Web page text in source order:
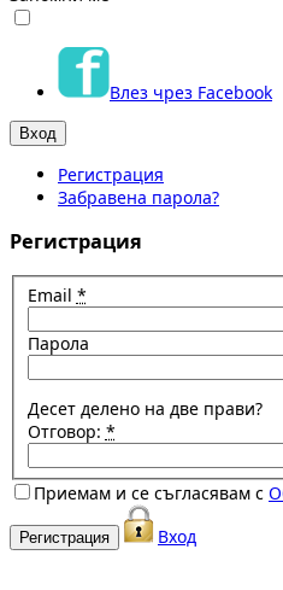
Влез чрез Facebook
Регистрация
Забравена парола?
Регистрация
Email *
Парола
Десет делено на две прави?
Отговор: *
Приемам и се съгласявам с
Вход